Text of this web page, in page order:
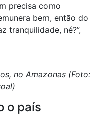
precisa como
bem, então do
tranquilidade, né?”,
no Amazonas (Foto:
o país